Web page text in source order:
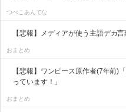
つべこあんてな
【悲報】メディアが使う主語デカ
おまとめ
【悲報】ワンピース原作者(7年前)
っています！」
おまとめ